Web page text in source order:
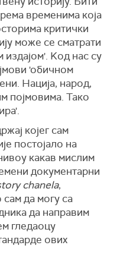
временима која
критички
може се сматрати
Kод нас су
'обичном
Нација, народ,
појмовима. Тако
којег сам
постојало на
какав мислим
документарни
chanela,
сам да могу са
да направим
гледаоцу
ових